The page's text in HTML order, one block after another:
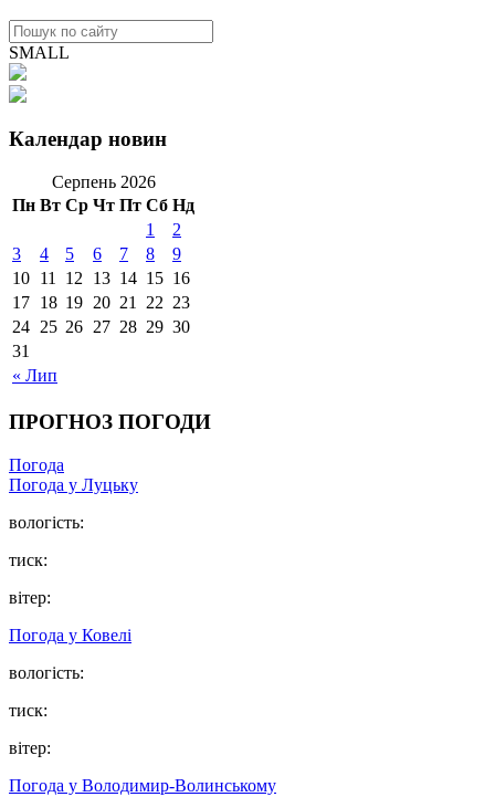
SMALL
Календар новин
Серпень 2026
Пн Вт Ср Чт Пт Сб Нд
« Лип
1
2
3
4 5 6 7 8
9
10 11 12 13 14 15 16
17 18 19 20 21 22 23
24 25 26 27 28 29 30
31
ПРОГНОЗ ПОГОДИ
Погода
Погода у Луцьку
вологість:
тиск:
вітер:
Погода у Ковелі
вологість:
тиск:
вітер:
Погода у Володимир-Волинському